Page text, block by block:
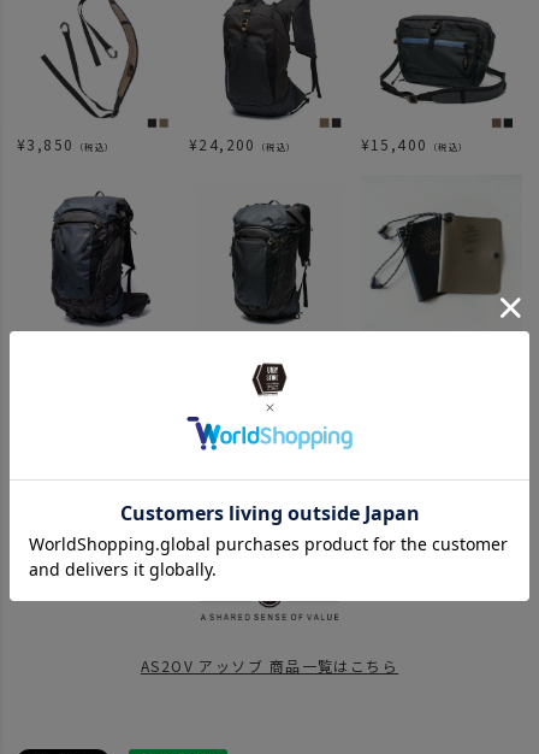
¥3,850 （税込） ¥24,200 （税込） ¥15,400 （税込）
関連カテゴリ
NEW ARRIVAL
ITEM バッグ
AS2OV アッソブ
BACKPACKAS2OV アッソブ 商品一覧はこちら